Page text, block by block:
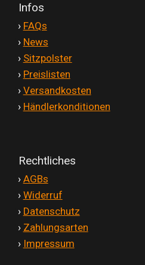
Infos
› FAQs
› News
› Sitzpolster
› Preislisten
› Versandkosten
› Händlerkonditionen
Rechtliches
› AGBs
› Widerruf
› Datenschutz
› Zahlungsarten
› Impressum